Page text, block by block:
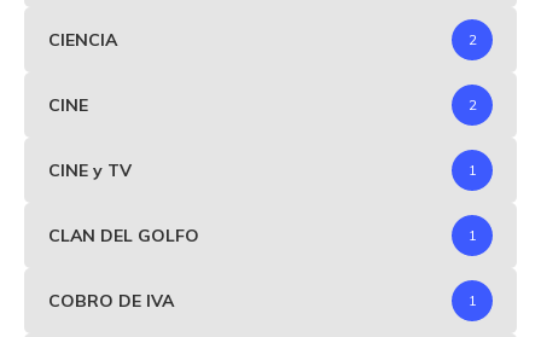
CIENCIA 2
CINE 2
CINE y TV 1
CLAN DEL GOLFO 1
COBRO DE IVA 1